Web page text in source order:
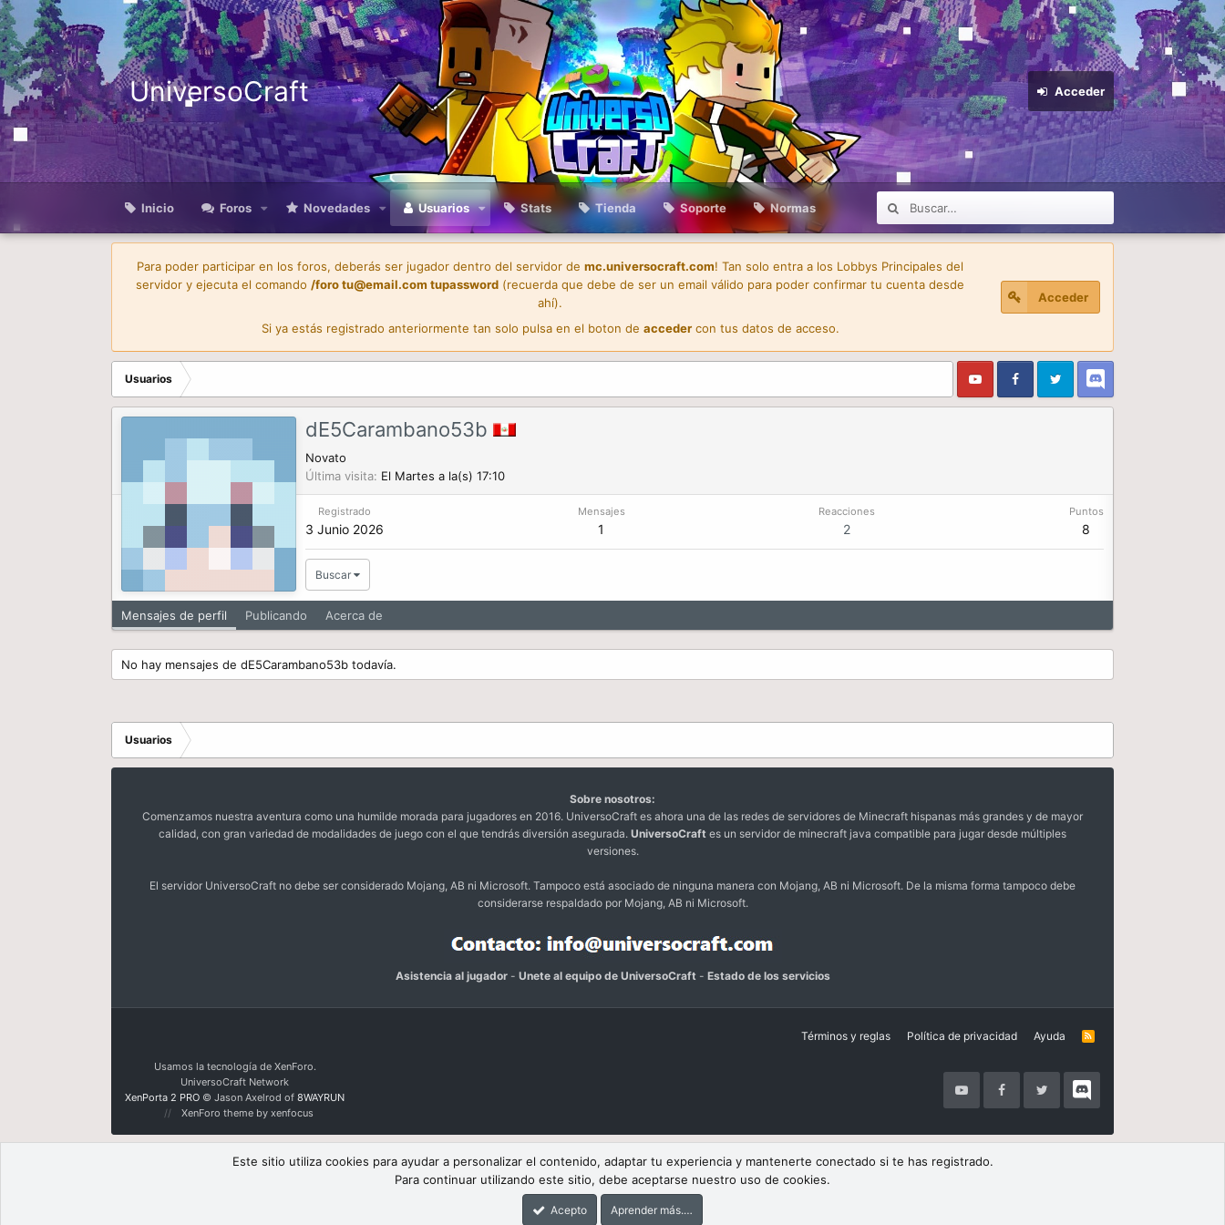
UniversoCraft Acceder
Inicio Foros Novedades Usuarios Stats Tienda Soporte Normas
Para poder participar en los foros, deberás ser jugador dentro del servidor de mc.universocraft.com! Tan solo entra a los Lobbys Principales del
servidor y ejecuta el comando /forotu@email.com tupassword (recuerda que debe de ser un email válido para poder confirmar tu cuenta desde
ahí).
Si ya estás registrado anteriormente tan solo pulsa en el boton de accedercon tus datos de acceso.
Acceder
Usuarios
dE5Carambano53b
Novato
Última visita El Martes a la(s) 17:10
Registrado
3 Junio 2026
Mensajes
1
Reacciones
2
Puntos
8
Buscar
Mensajes de perfil Publicando Acerca de
No hay mensajes de dE5Carambano53b todavía.
Usuarios
Sobre nosotros:
Comenzamos nuestra aventura como una humilde morada para jugadores en 2016. UniversoCraft es ahora una de las redes de servidores de Minecraft hispanas más grandes y de mayor
calidad, con gran variedad de modalidades de juego con el que tendrás diversión asegurada. UniversoCraft es un servidor de minecraft java compatible para jugar desde múltiples
versiones.
El servidor UniversoCraft no debe ser considerado Mojang, AB ni Microsoft. Tampoco está asociado de ninguna manera con Mojang, AB ni Microsoft. De la misma forma tampoco debe
considerarse respaldado por Mojang, AB ni Microsoft.
Asistencia al jugador- Unete al equipo de UniversoCraft - Estado de los servicios
Términos y reglas Política de privacidad Ayuda
R
Usamos la tecnología de XenForo.
UniversoCraft Network
XenPorta 2 PRO © Jason Axelrod of 8WAYRUN
XenForo theme by xenfocus
Este sitio utiliza cookies para ayudar a personalizar el contenido, adaptar tu experiencia y mantenerte conectado si te has registrado.
Para continuar utilizando este sitio, debe aceptarse nuestro uso de cookies.
Acepto Aprender más.…